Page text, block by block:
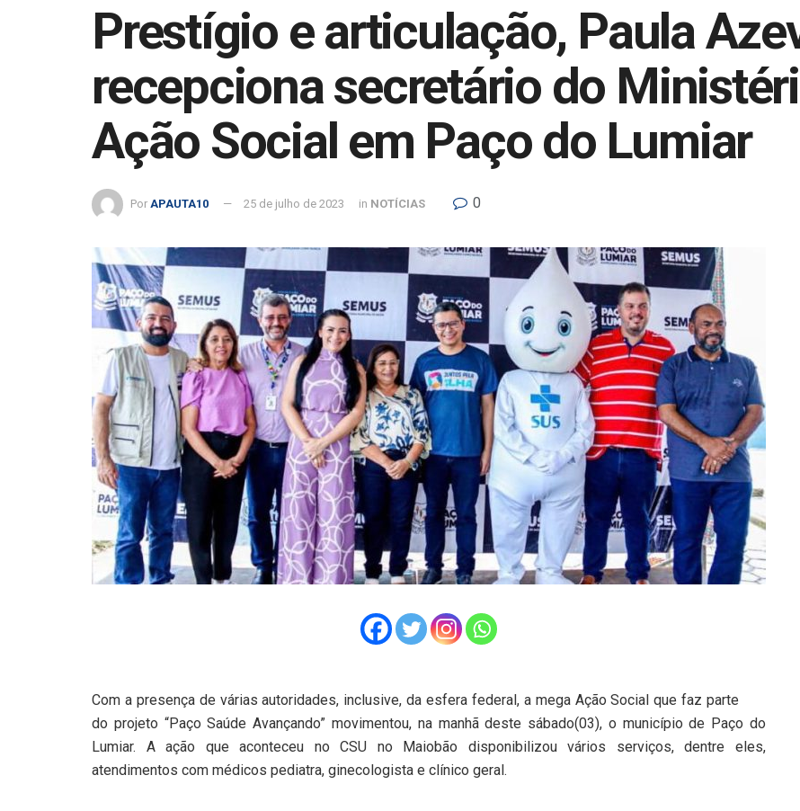
Prestígio e articulação, Paula
recepciona secretário do
Ação Social em Paço do Lumiar
Por APAUTA10 25 de julho de 2023 in NOTÍCIAS 0
Com a presença de várias autoridades, inclusive, da esfera federal, a mega Ação Social que faz parte
do projeto “Paço Saúde Avançando” movimentou, na manhã deste sábado(03), o município de Paço do
Lumiar. A ação que aconteceu no CSU no Maiobão disponibilizou vários serviços, dentre eles,
atendimentos com médicos pediatra, ginecologista e clínico geral.